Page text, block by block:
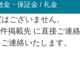
金・保証金 / 礼金
ございません。
掲載先 に直接ご連絡
連絡いたします。